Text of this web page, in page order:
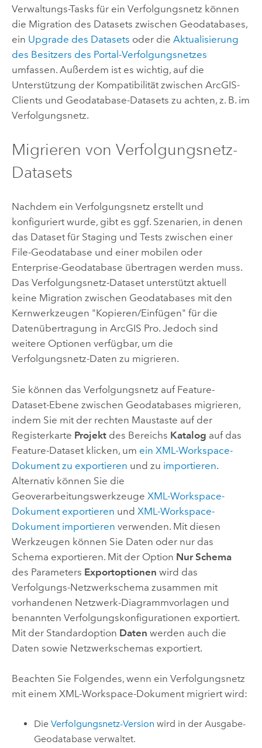
Verwaltungs-Tasks für ein Verfolgungsnetz können
die Migration des Datasets zwischen Geodatabases,
ein Upgrade des Datasets oder die Aktualisierung
des Besitzers des Portal-Verfolgungsnetzes
umfassen. Außerdem ist es wichtig, auf die
Unterstützung der Kompatibilität zwischen ArcGIS-
Clients und Geodatabase-Datasets zu achten, z. B. im
Verfolgungsnetz.
Migrieren von Verfolgungsnetz-
Datasets
Nachdem ein Verfolgungsnetz erstellt und
konfiguriert wurde, gibt es ggf. Szenarien, in denen
das Dataset für Staging und Tests zwischen einer
File-Geodatabase und einer mobilen oder
Enterprise-Geodatabase übertragen werden muss.
Das Verfolgungsnetz-Dataset unterstützt aktuell
keine Migration zwischen Geodatabases mit den
Kernwerkzeugen "Kopieren/Einfügen" für die
Datenübertragung in ArcGIS Pro. Jedoch sind
weitere Optionen verfügbar, um die
Verfolgungsnetz-Daten zu migrieren.
Sie können das Verfolgungsnetz auf Feature-
Dataset-Ebene zwischen Geodatabases migrieren,
indem Sie mit der rechten Maustaste auf der
Registerkarte Projektdes Bereichs Katalog auf das
Feature-Dataset klicken, um ein XML-Workspace-
Dokument zu exportieren und zu importieren.
Alternativ können Sie die
Geoverarbeitungswerkzeuge XML-Workspace-
Dokument exportieren und XML-Workspace-
Dokument importieren verwenden. Mit diesen
Werkzeugen können Sie Daten oder nur das
Schema exportieren. Mit der Option Nur Schema
des Parameters Exportoptionen wird das
Verfolgungs-Netzwerkschema zusammen mit
vorhandenen Netzwerk-Diagrammvorlagen und
benannten Verfolgungskonfigurationen exportiert.
Mit der Standardoption Daten werden auch die
Daten sowie Netzwerkschemas exportiert.
Beachten Sie Folgendes, wenn ein Verfolgungsnetz
mit einem XML-Workspace-Dokument migriert wird:
DieVerfolgungsnetz-Version wird in der Ausgabe-
Geodatabase verwaltet.